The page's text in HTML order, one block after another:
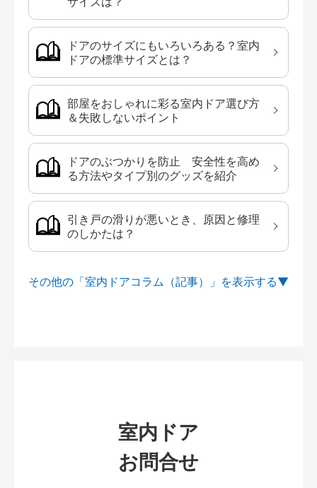
ドアのサイズにもいろいろある？室内
ドアの標準サイズとは？
部屋をおしゃれに彩る室内ドア選び方
＆失敗しないポイント
ドアのぶつかりを防止 安全性を高め
る方法やタイプ別のグッズを紹介
引き戸の滑りが悪いとき、原因と修理
のしかたは？
その他の「室内ドアコラム（記事）」を
室内ドア
お問合せ